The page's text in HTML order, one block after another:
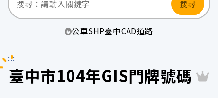
搜尋
公車SHP臺中CAD道路
:::
臺中市104年GIS門牌號碼